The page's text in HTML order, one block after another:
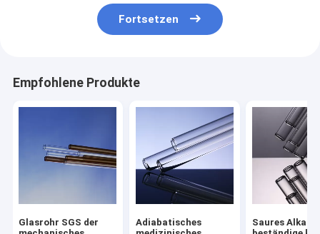
Fortsetzen
Empfohlene Produkte
Glasrohr SGS der
Adiabatisches
Saures Alkali-